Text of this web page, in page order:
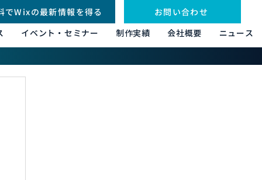
でWixの最新情報を得る お問い合わせ
イベント・セミナー 制作実績 会社概要 ニュース